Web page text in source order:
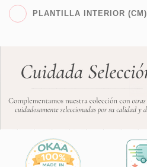
PLANTILLA INTERIOR (CM)